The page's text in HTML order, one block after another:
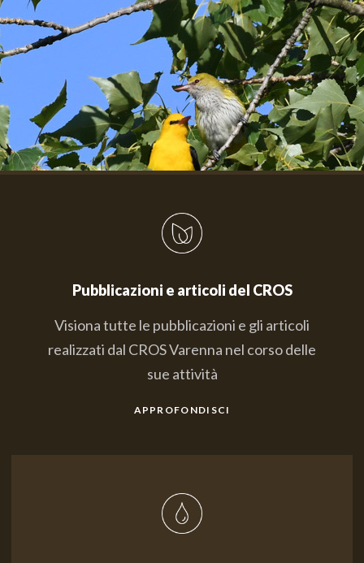
Pubblicazioni e articoli del CROS
Visiona tutte le pubblicazioni e gli articoli
realizzati dal CROS Varenna nel corso delle
sue attività
APPROFONDISCI